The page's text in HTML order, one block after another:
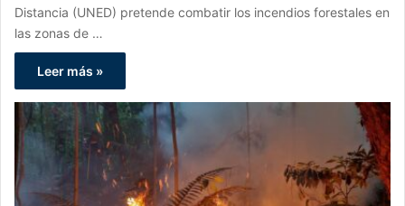
Distancia (UNED) pretende combatir los incendios forestales en
las zonas de …
Leer más »